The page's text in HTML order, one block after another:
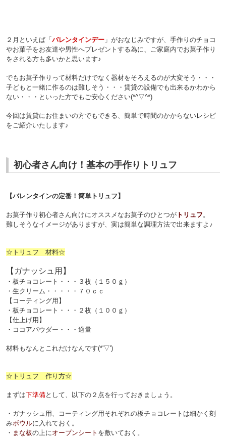
２月といえば「バレンタインデー」がおなじみですが、 手作りのチョコ
やお菓子をお友達や男性へプレゼントする為に、ご家庭内でお菓子作り
をされる方も多いかと思います♪
でもお菓子作りって材料だけでなく器材をそろえるのが大変そう・・・
子どもと一緒に作るのは難しそう・・・ 賃貸の設備でも出来るかわから
ない・・・ といった方でもご安心ください(*^▽^*)
今回は賃貸にお住まいの方でもできる、簡単で時間のかからないレシピ
をご紹介いたします♪
初心者さん向け！基本の手作りトリュフ
【バレンタインの定番！簡単トリュフ】
お菓子作り初心者さん向けにオススメなお菓子のひとつがトリュフ 。
難しそうなイメージがありますが、実は簡単な調理方法で出来ますよ♪
☆トリュフ 材料☆
【ガナッシュ用】
・板チョコレート・・・３枚（１５０ｇ）
・生クリーム・・・・・７０ｃｃ
【コーティング用】
・板チョコレート・・・２枚（１００ｇ）
【仕上げ用】
・ココアパウダー・・・適量
材料もなんとこれだけなんです(*'▽')
☆トリュフ 作り方☆
まずは下準備として、以下の２点を行っておきましょう。
・ガナッシュ用、コーティング用それぞれの板チョコレートは細かく刻
みボウルに入れておく。
・ まな板の上に オーブンシート を敷いておく。